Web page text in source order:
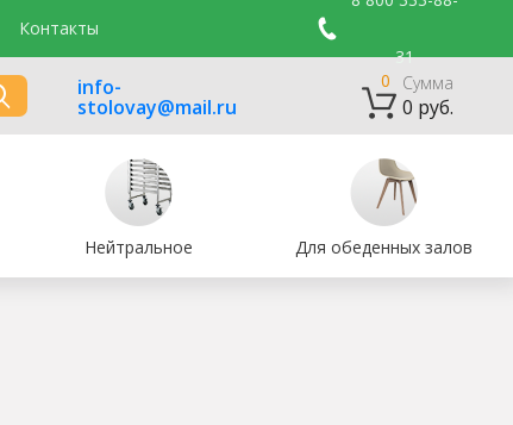
Контакты
31
info-
stolovay@mail.ru
0 Сумма
0 руб.
Нейтральное Для обеденных залов